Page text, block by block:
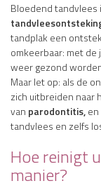
Bloedend tandvlees
tandplak een
omkeerbaar: met
weer gezond
Maar let op: als de
zich uitbreiden naar
van parodontitis,
tandvlees en zelfs
Hoe reinigt
manier?